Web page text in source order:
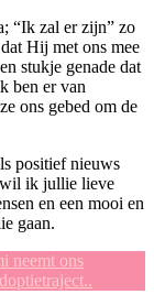
“Ik zal er zijn” zo
Hij met ons mee
stukje genade dat
ben er van
ons gebed om de
positief nieuws
wil ik jullie lieve
en een mooi en
gaan.
neemt ons